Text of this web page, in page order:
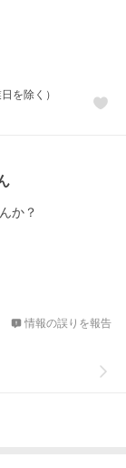
を除く）
か？
情報の誤りを報告